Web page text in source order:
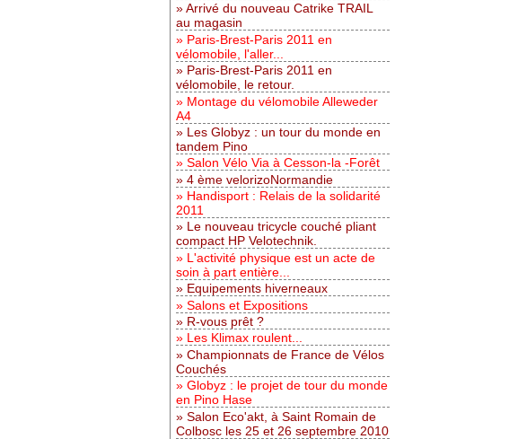
Arrivé du nouveau Catrike TRAIL
au magasin
Paris-Brest-Paris 2011 en
vélomobile, l'aller...
Paris-Brest-Paris 2011 en
vélomobile, le retour.
Montage du vélomobile Alleweder
A4
Les Globyz : un tour du monde en
tandem Pino
Salon Vélo Via à Cesson-la -Forêt
4 ème velorizoNormandie
Handisport : Relais de la solidarité
2011
Le nouveau tricycle couché pliant
compact HP Velotechnik.
L'activité physique est un acte de
soin à part entière...
Equipements hiverneaux
Salons et Expositions
R-vous prêt ?
Les Klimax roulent...
Championnats de France de Vélos
Couchés
Globyz : le projet de tour du monde
en Pino Hase
Salon Eco'akt, à Saint Romain de
Colbosc les 25 et 26 septembre 2010